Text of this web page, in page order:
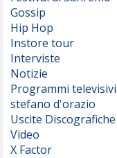
Gossip
Hip Hop
Instore tour
Interviste
Notizie
Programmi televisivi
stefano d'orazio
Uscite Discografiche
Video
X Factor